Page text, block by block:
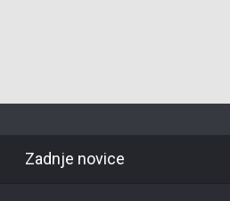
Zadnje novice